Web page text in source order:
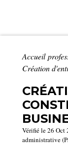
Accueil
Création
Vérifié le 26 Oct
administrative